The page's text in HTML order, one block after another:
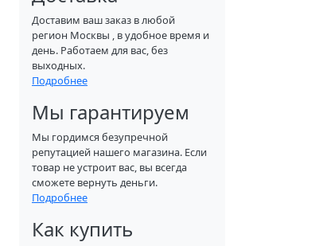
Доставим ваш заказ в любой
регион Москвы , в удобное время и
день. Работаем для вас, без
выходных.
Подробнее
Мы гарантируем
Мы гордимся безупречной
репутацией нашего магазина. Если
товар не устроит вас, вы всегда
сможете вернуть деньги.
Подробнее
Как купить